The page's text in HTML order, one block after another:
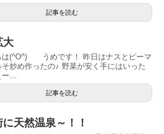
記事を読む
大
は(^O^) うめです！ 昨日はナスとピーマ
そ炒め作ったの♪ 野菜が安く手にはいった
...
記事を読む
天然温泉～！！